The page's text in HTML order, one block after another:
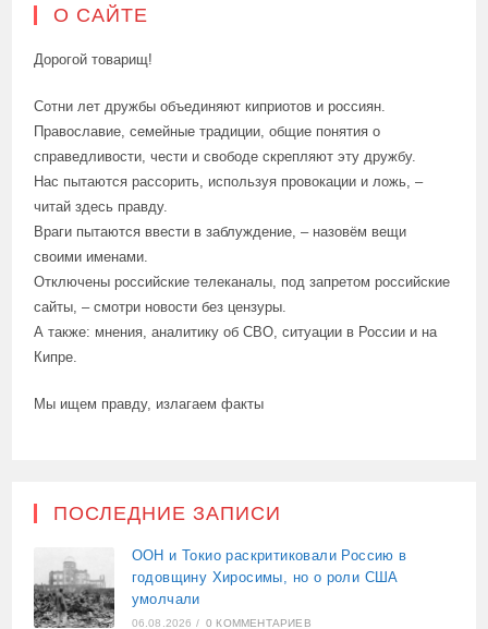
О САЙТЕ
Дорогой товарищ!
Сотни лет дружбы объединяют киприотов и россиян.
Православие, семейные традиции, общие понятия о
справедливости, чести и свободе скрепляют эту дружбу.
Нас пытаются рассорить, используя провокации и ложь, –
читай здесь правду.
Враги пытаются ввести в заблуждение, – назовём вещи
своими именами.
Отключены российские телеканалы, под запретом российские
сайты, – смотри новости без цензуры.
А также: мнения, аналитику об СВО, ситуации в России и на
Кипре.
Мы ищем правду, излагаем факты
ПОСЛЕДНИЕ ЗАПИСИ
ООН и Токио раскритиковали Россию в
годовщину Хиросимы, но о роли США
умолчали
06.08.2026 / 0 КОММЕНТАРИЕВ